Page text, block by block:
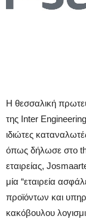
Η θεσσαλική
της Inter
ιδιώτες
όπως δήλωσε στο
εταιρείας,
μία “εταιρεία
προϊόντων και
κακόβουλου